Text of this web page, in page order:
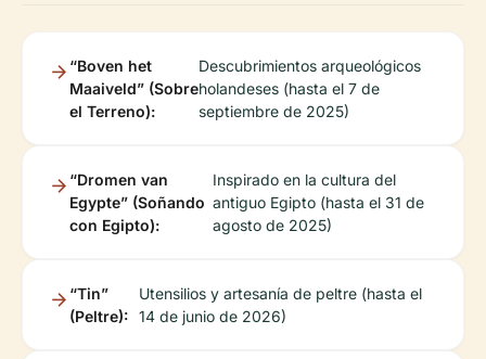
“Boven het
Maaiveld” (Sobre
el Terreno):
Descubrimientos arqueológicos
holandeses (hasta el 7 de
septiembre de 2025)
“Dromen van
Egypte” (Soñando
con Egipto):
Inspirado en la cultura del
antiguo Egipto (hasta el 31 de
agosto de 2025)
“Tin”
(Peltre):
Utensilios y artesanía de peltre (hasta el
14 de junio de 2026)